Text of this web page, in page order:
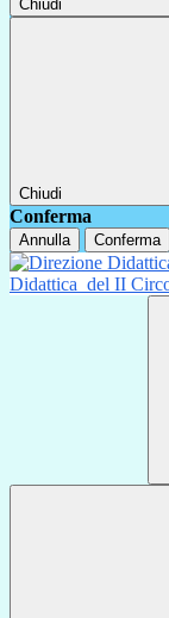
Chiudi
Chiudi
Conferma
Annulla Conferma
Didattica del II